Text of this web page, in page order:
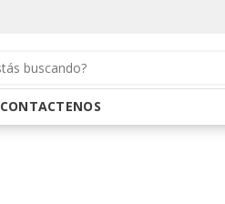
CONTACTENOS